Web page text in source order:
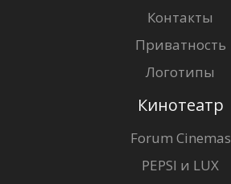
Контакты
Приватность
Логотипы
Кинотеатр
Forum Cinemas
PEPSI и LUX